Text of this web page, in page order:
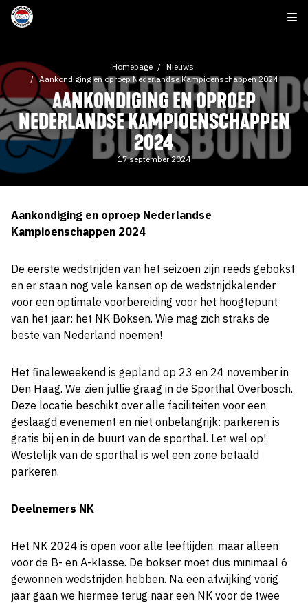
Homepage
Nieuws
Aankondiging en oproep Nederlandse Kampioenschappen 2024
AANKONDIGING EN OPROEP
NEDERLANDSE KAMPIOENSCHAPPEN
2024
17 september 2024
Aankondiging en oproep Nederlandse
Kampioenschappen 2024
De eerste wedstrijden van het seizoen zijn reeds gebokst
en er staan nog vele kansen op de wedstrijdkalender
voor een optimale voorbereiding voor het hoogtepunt
van het jaar: het NK Boksen. Wie mag zich straks de
beste van Nederland noemen!
Het finaleweekend is gepland op 23 en 24 november in
Den Haag. We zien jullie graag in de Sporthal Overbosch.
Deze locatie beschikt over alle faciliteiten voor een
geslaagd evenement en niet onbelangrijk: parkeren is
gratis bij en in de buurt van de sporthal. Let wel op!
Westelijk van de sporthal is wel een zone betaald
parkeren.
Deelnemers NK
Het NK 2024 is open voor alle leeftijden, maar alleen
voor de B- en A-klasse. De bokser moet dus minimaal 6
gewonnen wedstrijden hebben. Na een afwijking vorig
jaar gaan we hiermee terug naar een NK voor de twee